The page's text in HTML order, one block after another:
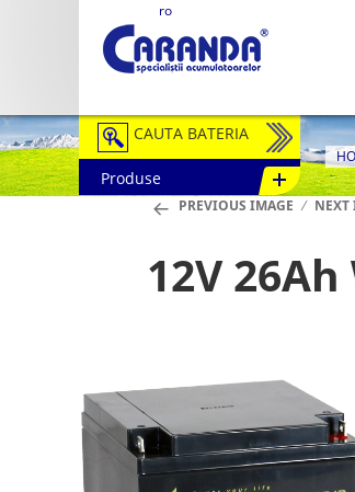
ro
CAUTA BATERIA
Auto / Moto
Semitractiune
Accesorii Baterii
Fotovoltaice
Produse
PREVIOUS IMAGE NEXT
12V 26Ah